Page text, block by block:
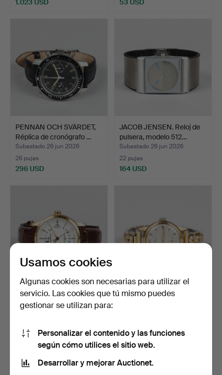
1.023 USD 53 USD
PENNAN OCH SVÄRDET,
Réplica de cronógrafo …
Subastado 26 jun 2026
26 pujas
296 USD
JACOB JENSEN. Reloj de
pulsera, modelo 512…
Subastado 26 jun 2026
22 pujas
164 USD
LORENZ "Theatro", acero
chapado en oro, au…
169 USD
Reloj de pulsera para dama
95 USD
Usamos cookies
Algunas cookies son necesarias para utilizar el
servicio. Las cookies que tú mismo puedes
gestionar se utilizan para:
Personalizar el contenido y las funciones
según cómo utilices el sitio web.
Desarrollar y mejorar Auctionet.